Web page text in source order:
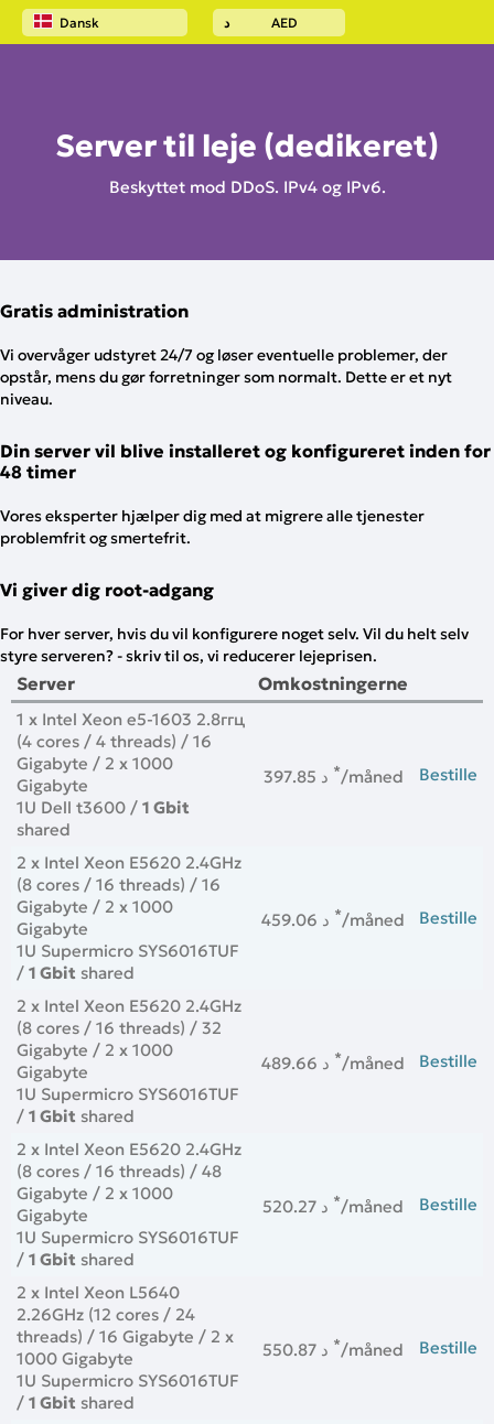
Dansk د AED
Forside Dedikeret server
Server til leje (dedikeret)
Beskyttet mod DDoS. IPv4 og IPv6.
Gratis administration
Vi overvåger udstyret 24/7 og løser eventuelle problemer, der
opstår, mens du gør forretninger som normalt. Dette er et nyt
niveau.
Din server vil blive installeret og konfigureret inden for
48 timer
Vores eksperter hjælper dig med at migrere alle tjenester
problemfrit og smertefrit.
Vi giver dig root-adgang
For hver server, hvis du vil konfigurere noget selv. Vil du helt selv
styre serveren? - skriv til os, vi reducerer lejeprisen.
Server Omkostningerne
1 x Intel Xeon e5-1603 2.8ггц
(4 cores / 4 threads) / 16
Gigabyte / 2 x 1000
Gigabyte
1U Dell t3600 / 1 Gbit
shared
397.85 د */måned Bestille
2 x Intel Xeon E5620 2.4GHz
(8 cores / 16 threads) / 16
Gigabyte / 2 x 1000
Gigabyte
1U Supermicro SYS6016TUF
/ 1 Gbit shared
459.06 د */måned Bestille
2 x Intel Xeon E5620 2.4GHz
(8 cores / 16 threads) / 32
Gigabyte / 2 x 1000
Gigabyte
1U Supermicro SYS6016TUF
/ 1 Gbit shared
489.66 د */måned Bestille
2 x Intel Xeon E5620 2.4GHz
(8 cores / 16 threads) / 48
Gigabyte / 2 x 1000
Gigabyte
1U Supermicro SYS6016TUF
/ 1 Gbit shared
520.27 د */måned Bestille
2 x Intel Xeon L5640
2.26GHz (12 cores / 24
threads) / 16 Gigabyte / 2 x
1000 Gigabyte
1U Supermicro SYS6016TUF
/ 1 Gbit shared
550.87 د */måned Bestille